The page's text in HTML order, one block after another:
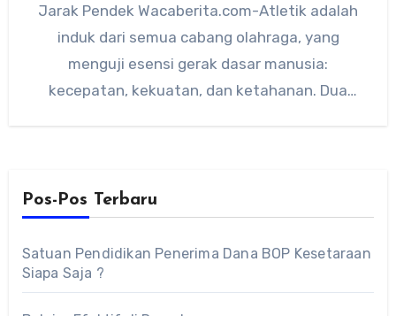
Jarak Pendek Wacaberita.com-Atletik adalah
induk dari semua cabang olahraga, yang
menguji esensi gerak dasar manusia:
kecepatan, kekuatan, dan ketahanan. Dua
Pos-Pos Terbaru
Satuan Pendidikan Penerima Dana BOP Kesetaraan
Siapa Saja ?